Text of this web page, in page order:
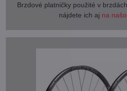
Brzdové platničky použité v
nájdete ich aj na